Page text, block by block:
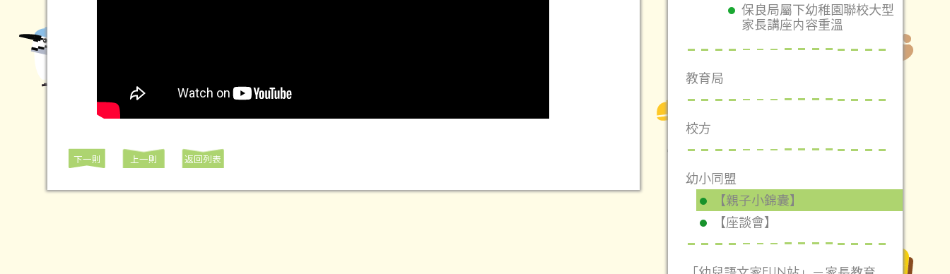
下一則 上一則 返回列表
保良局屬下幼稚園聯校大型
家長講座内容重溫
教育局
校方
幼小同盟
【親子小錦囊】
【座談會】